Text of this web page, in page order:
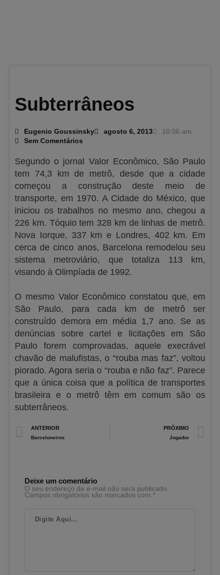
Subterrâneos
Eugenio Goussinsky agosto 6, 2013
10:06 am
Sem Comentários
Segundo o jornal Valor Econômico, São Paulo
tem 74,3 km de metrô, desde que a cidade
começou a construção deste meio de
transporte, em 1970. A Cidade do México, que
iniciou os trabalhos no mesmo ano, chegou a
226 km. Tóquio tem 328 km de linhas de metrô.
Nova Iorque, 337 km e Londres, 402 km. Em
cerca de cinco anos, Barcelona remodelou seu
sistema metroviário, que totaliza 113 km,
visando à Olimpíada de 1992.
O mesmo Valor Econômico constatou que, em
São Paulo, para cada km de metrô ser
construído demora em média 1,7 ano. Se as
denúncias sobre cartel e licitações em São
Paulo forem comprovadas, aquele execrável
chavão de malufistas, o “rouba mas faz”, voltou
piorado. Agora seria o “rouba e não faz”. Parece
que a única coisa que a política de transportes
brasileira e o metrô têm em comum são os
subterrâneos.
Prev
ANTERIOR
Barceloneiros
PRÓXIMO
Jogador
Deixe um comentário
O seu endereço de e-mail não será publicado.
Campos obrigatórios são marcados com *
Aqui...